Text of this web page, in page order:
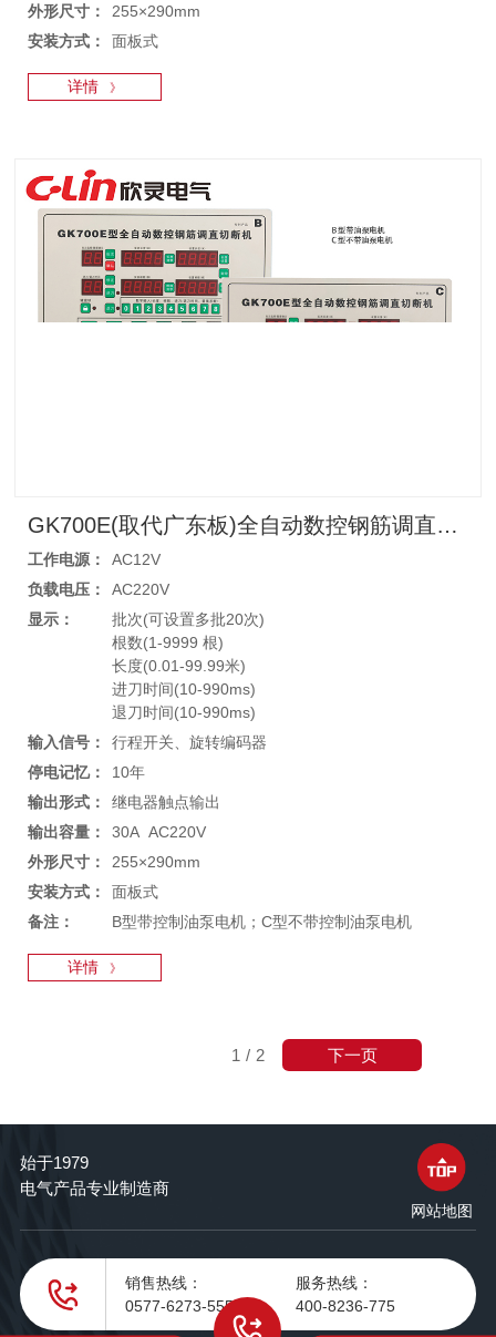
外形尺寸：
255×290mm
安装方式：
面板式
详情 》
GK700E(取代广东板)全自动数控钢筋调直切断机控制器
工作电源：
AC12V
负载电压：
AC220V
显示：
批次(可设置多批20次)
根数(1-9999 根)
长度(0.01-99.99米)
进刀时间(10-990ms)
退刀时间(10-990ms)
输入信号：
行程开关、旋转编码器
停电记忆：
10年
输出形式：
继电器触点输出
输出容量：
30A AC220V
外形尺寸：
255×290mm
安装方式：
面板式
备注：
B型带控制油泵电机；C型不带控制油泵电机
详情 》
1 / 2 下一页
始于1979
电气产品专业制造商
网站地图
销售热线：
0577-6273-5555
服务热线：
400-8236-775